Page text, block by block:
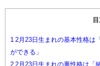
1 2月23日生まれの基本性格は
ができる」
2 2月23日生まれの裏性格は「